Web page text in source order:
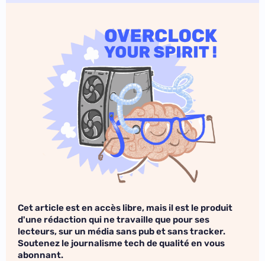
Cet article est en accès libre, mais il est le produit
d'une rédaction qui ne travaille que pour ses
lecteurs, sur un média sans pub et sans tracker.
Soutenez le journalisme tech de qualité en vous
abonnant.